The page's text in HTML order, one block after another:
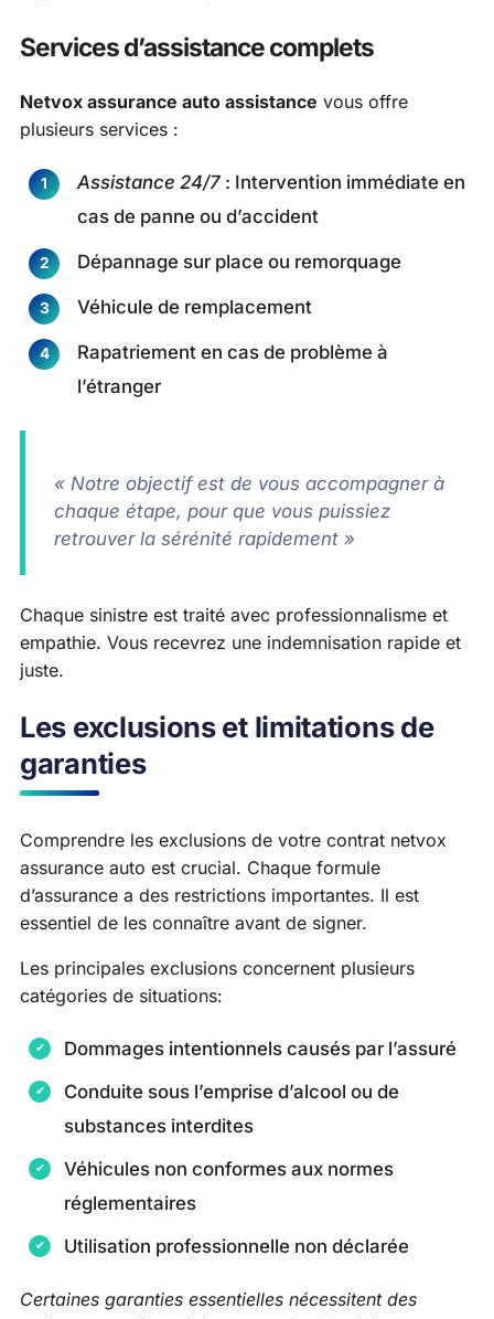
Services d’assistance complets
Netvox assurance auto assistance vous offre
plusieurs services :
Assistance 24/7 : Intervention immédiate en
cas de panne ou d’accident
Dépannage sur place ou remorquage
Véhicule de remplacement
Rapatriement en cas de problème à
l’étranger
« Notre objectif est de vous accompagner à
chaque étape, pour que vous puissiez
retrouver la sérénité rapidement »
Chaque sinistre est traité avec professionnalisme et
empathie. Vous recevrez une indemnisation rapide et
juste.
Les exclusions et limitations de
garanties
Comprendre les exclusions de votre contrat netvox
assurance auto est crucial. Chaque formule
d’assurance a des restrictions importantes. Il est
essentiel de les connaître avant de signer.
Les principales exclusions concernent plusieurs
catégories de situations:
Dommages intentionnels causés par l’assuré
Conduite sous l’emprise d’alcool ou de
substances interdites
Véhicules non conformes aux normes
réglementaires
Utilisation professionnelle non déclarée
Certaines garanties essentielles nécessitent des